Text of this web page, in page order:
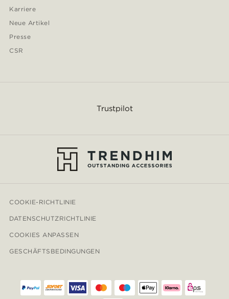
Karriere
Neue Artikel
Presse
CSR
Trustpilot
COOKIE-RICHTLINIE
DATENSCHUTZRICHTLINIE
COOKIES ANPASSEN
GESCHÄFTSBEDINGUNGEN